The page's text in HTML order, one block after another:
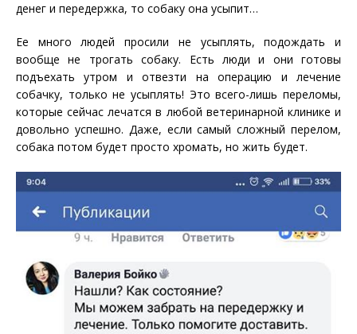
денег и передержка, то собаку она усыпит…
Ее много людей просили не усыплять, подождать и
вообще не трогать собаку. Есть люди и они готовы
подъехать утром и отвезти на операцию и лечение
собачку, только не усыплять! Это всего-лишь переломы,
которые сейчас лечатся в любой ветеринарной клинике и
довольно успешно. Даже, если самый сложный перелом,
собака потом будет просто хромать, но жить будет.